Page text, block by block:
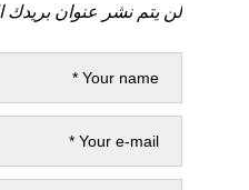
لن يتم نشر عنوان بريدك